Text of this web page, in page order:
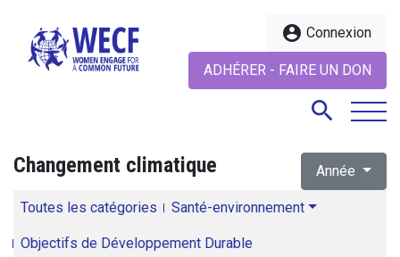
account_circle Connexion
ADHÉRER - FAIRE UN DON
search
Changement climatique Année
Toutes les catégories Santé-environnement
Objectifs de Développement Durable